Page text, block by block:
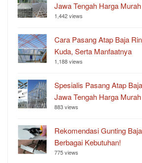
Jawa Tengah Harga Murah
1,442 views
Cara Pasang Atap Baja
Kuda, Serta Manfaatnya
1,188 views
Spesialis Pasang Atap
Jawa Tengah Harga Murah
883 views
Rekomendasi Gunting
Berbagai Kebutuhan!
775 views